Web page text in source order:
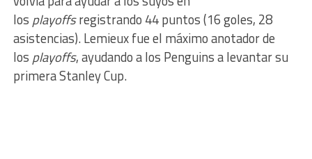
los playoffsregistrando 44 puntos (16 goles, 28
asistencias). Lemieux fue el máximo anotador de
los playoffs, ayudando a los Penguins a levantar su
primera Stanley Cup.